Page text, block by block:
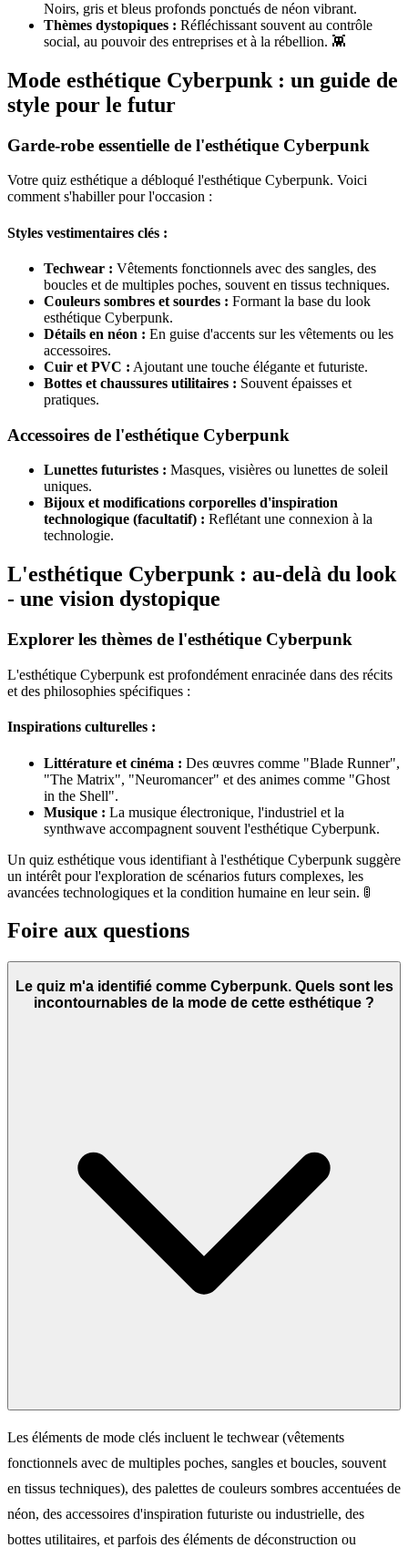
Noirs, gris et bleus profonds ponctués de néon vibrant.
Thèmes dystopiques : Réfléchissant souvent au contrôle
social, au pouvoir des entreprises et à la rébellion. 👾
Mode esthétique Cyberpunk : un guide de
style pour le futur
Garde-robe essentielle de l'esthétique Cyberpunk
Votre quiz esthétique a débloqué l'esthétique Cyberpunk. Voici
comment s'habiller pour l'occasion :
Styles vestimentaires clés :
Techwear : Vêtements fonctionnels avec des sangles, des
boucles et de multiples poches, souvent en tissus techniques.
Couleurs sombres et sourdes : Formant la base du look
esthétique Cyberpunk.
Détails en néon : En guise d'accents sur les vêtements ou les
accessoires.
Cuir et PVC : Ajoutant une touche élégante et futuriste.
Bottes et chaussures utilitaires : Souvent épaisses et
pratiques.
Accessoires de l'esthétique Cyberpunk
Lunettes futuristes : Masques, visières ou lunettes de soleil
uniques.
Bijoux et modifications corporelles d'inspiration
technologique (facultatif) : Reflétant une connexion à la
technologie.
L'esthétique Cyberpunk : au-delà du look
- une vision dystopique
Explorer les thèmes de l'esthétique Cyberpunk
L'esthétique Cyberpunk est profondément enracinée dans des récits
et des philosophies spécifiques :
Inspirations culturelles :
Littérature et cinéma : Des œuvres comme "Blade Runner",
"The Matrix", "Neuromancer" et des animes comme "Ghost
in the Shell".
Musique : La musique électronique, l'industriel et la
synthwave accompagnent souvent l'esthétique Cyberpunk.
Un quiz esthétique vous identifiant à l'esthétique Cyberpunk suggère
un intérêt pour l'exploration de scénarios futurs complexes, les
avancées technologiques et la condition humaine en leur sein. 🚦
Foire aux questions
Le quiz m'a identifié comme Cyberpunk. Quels sont les
incontournables de la mode de cette esthétique ?
Les éléments de mode clés incluent le techwear (vêtements
fonctionnels avec de multiples poches, sangles et boucles, souvent
en tissus techniques), des palettes de couleurs sombres accentuées de
néon, des accessoires d'inspiration futuriste ou industrielle, des
bottes utilitaires, et parfois des éléments de déconstruction ou